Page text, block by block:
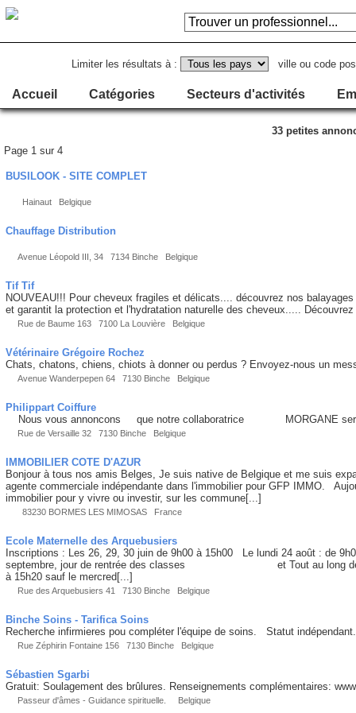
Limiter les résultats à : ville ou code
Accueil Catégories Secteurs d'activités
33 petites
Page 1 sur 4
BUSILOOK - SITE COMPLET
Hainaut Belgique
Chauffage Distribution
Avenue Léopold III, 34 7134 Binche Belgique
Tif Tif
NOUVEAU!!! Pour cheveux fragiles et délicats.... découvrez nos
et garantit la protection et l'hydratation naturelle des cheveux.....
Rue de Baume 163 7100 La Louvière Belgique
Vétérinaire Grégoire Rochez
Chats, chatons, chiens, chiots à donner ou perdus ? Envoyez-nous un
Avenue Wanderpepen 64 7130 Binche Belgique
Philippart Coiffure
Nous vous annoncons que notre collaboratrice MORGANE sera
Rue de Versaille 32 7130 Binche Belgique
IMMOBILIER COTE D'AZUR
Bonjour à tous nos amis Belges, Je suis native de Belgique et me suis
agente commerciale indépendante dans l'immobilier pour GFP IMMO.
immobilier pour y vivre ou investir, sur les commune[...]
83230 BORMES LES MIMOSAS France
Ecole Maternelle des Arquebusiers
Inscriptions : Les 26, 29, 30 juin de 9h00 à 15h00 Le lundi 24 août : de
septembre, jour de rentrée des classes et Tout au long de
à 15h20 sauf le mercred[...]
Rue des Arquebusiers 41 7130 Binche Belgique
Binche Soins - Tarifica Soins
Recherche infirmieres pou compléter l'équipe de soins. Statut
Rue Zéphirin Fontaine 156 7130 Binche Belgique
Sébastien Sgarbi
Gratuit: Soulagement des brûlures. Renseignements complémentaires:
Passeur d'âmes - Guidance spirituelle. Belgique